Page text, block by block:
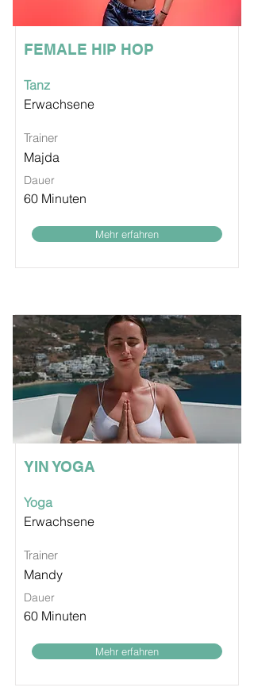
FEMALE HIP HOP
Tanz
Erwachsene
Trainer
Majda
Dauer
60 Minuten
Mehr erfahren
YIN YOGA
Yoga
Erwachsene
Trainer
Mandy
Dauer
60 Minuten
Mehr erfahren